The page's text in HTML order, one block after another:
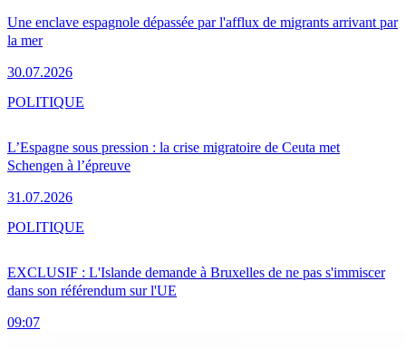
Une enclave espagnole dépassée par l'afflux de migrants arrivant par
la mer
30.07.2026
L’Espagne sous pression : la crise migratoire de Ceuta met
Schengen à l’épreuve
31.07.2026
POLITIQUE
EXCLUSIF : L'Islande demande à Bruxelles de ne pas s'immiscer
dans son référendum sur l'UE
09:07
POLITIQUE